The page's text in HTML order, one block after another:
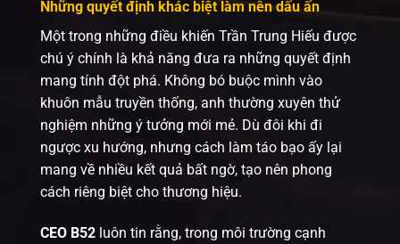
Những quyết định khác biệt làm nên dấu ấn
Một trong những điều khiến Trần Trung Hiếu được
chú ý chính là khả năng đưa ra những quyết định
mang tính đột phá. Không bó buộc mình vào
khuôn mẫu truyền thống, anh thường xuyên thử
nghiệm những ý tưởng mới mẻ. Dù đôi khi đi
ngược xu hướng, nhưng cách làm táo bạo ấy lại
mang về nhiều kết quả bất ngờ, tạo nên phong
cách riêng biệt cho thương hiệu.
CEO B52 luôn tin rằng, trong môi trường cạnh